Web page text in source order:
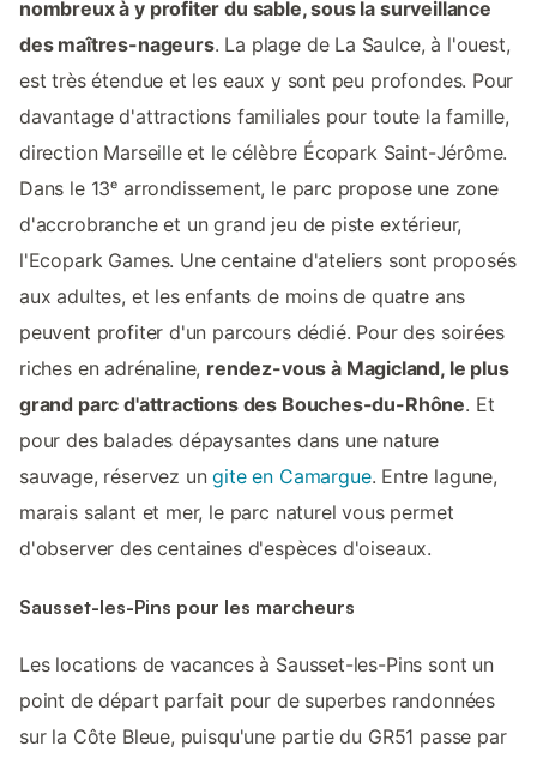
nombreux à y profiter du sable, sous la surveillance
des maîtres-nageurs. La plage de La Saulce, à l'ouest,
est très étendue et les eaux y sont peu profondes. Pour
davantage d'attractions familiales pour toute la famille,
direction Marseille et le célèbre Écopark Saint-Jérôme.
Dans le 13ᵉ arrondissement, le parc propose une zone
d'accrobranche et un grand jeu de piste extérieur,
l'Ecopark Games. Une centaine d'ateliers sont proposés
aux adultes, et les enfants de moins de quatre ans
peuvent profiter d'un parcours dédié. Pour des soirées
riches en adrénaline, rendez-vous à Magicland, le plus
grand parc d'attractions des Bouches-du-Rhône. Et
pour des balades dépaysantes dans une nature
sauvage, réservez ungite en Camargue. Entre lagune,
marais salant et mer, le parc naturel vous permet
d'observer des centaines d'espèces d'oiseaux.
Sausset-les-Pins pour les marcheurs
Les locations de vacances à Sausset-les-Pins sont un
point de départ parfait pour de superbes randonnées
sur la Côte Bleue, puisqu'une partie du GR51 passe par